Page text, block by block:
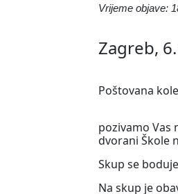
Vrijeme objave:
Zagreb,
Poštovana
pozivamo Vas
dvorani Škole
Skup se
Na skup je